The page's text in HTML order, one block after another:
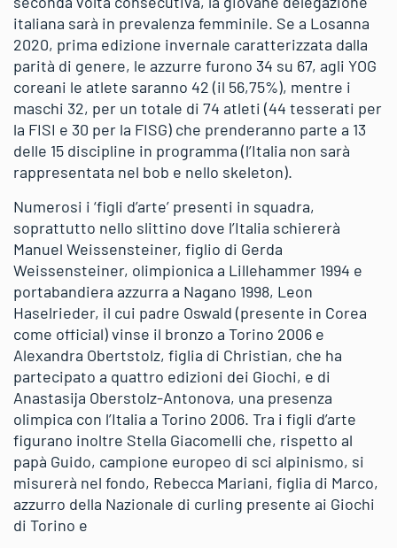
italiana sarà in prevalenza femminile. Se a Losanna
2020, prima edizione invernale caratterizzata dalla
parità di genere, le azzurre furono 34 su 67, agli YOG
coreani le atlete saranno 42 (il 56,75%), mentre i
maschi 32, per un totale di 74 atleti (44 tesserati per
la FISI e 30 per la FISG) che prenderanno parte a 13
delle 15 discipline in programma (l’Italia non sarà
rappresentata nel bob e nello skeleton).
Numerosi i ‘figli d’arte’ presenti in squadra,
soprattutto nello slittino dove l’Italia schiererà
Manuel Weissensteiner, figlio di Gerda
Weissensteiner, olimpionica a Lillehammer 1994 e
portabandiera azzurra a Nagano 1998, Leon
Haselrieder, il cui padre Oswald (presente in Corea
come official) vinse il bronzo a Torino 2006 e
Alexandra Obertstolz, figlia di Christian, che ha
partecipato a quattro edizioni dei Giochi, e di
Anastasija Oberstolz-Antonova, una presenza
olimpica con l’Italia a Torino 2006. Tra i figli d’arte
figurano inoltre Stella Giacomelli che, rispetto al
papà Guido, campione europeo di sci alpinismo, si
misurerà nel fondo, Rebecca Mariani, figlia di Marco,
azzurro della Nazionale di curling presente ai Giochi
di Torino e